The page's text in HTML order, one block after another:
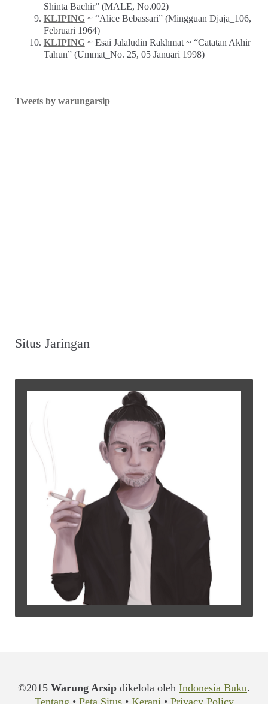
Shinta Bachir” (MALE, No.002)
KLIPING~ “Alice Bebassari” (Mingguan Djaja_106,
Februari 1964)
KLIPING~ Esai Jalaludin Rakhmat ~ “Catatan Akhir
Tahun” (Ummat_No. 25, 05 Januari 1998)
Tweets by warungarsip
Situs Jaringan
©2015 Warung Arsip dikelola oleh Indonesia Buku.
Tentang • Peta Situs• Kerani • Privacy Policy